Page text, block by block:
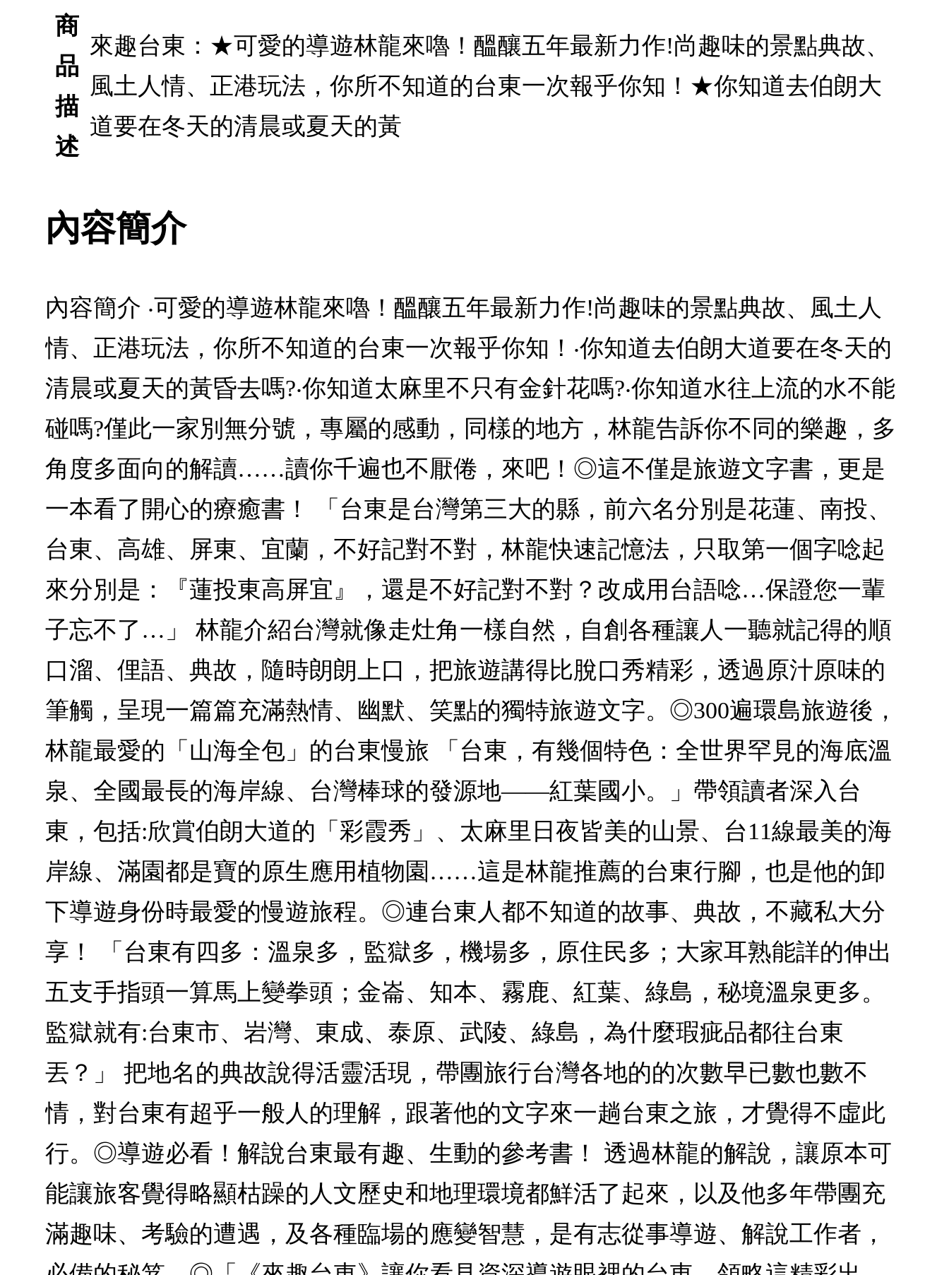
商
品
描
述
來趣台東：★可愛的導遊林龍來嚕！醞釀五年最新力作!尚趣味的景點典故、
風土人情、正港玩法，你所不知道的台東一次報乎你知！★你知道去伯朗大
道要在冬天的清晨或夏天的黃
內容簡介
內容簡介 ‧可愛的導遊林龍來嚕！醞釀五年最新力作!尚趣味的景點典故、風土人
情、正港玩法，你所不知道的台東一次報乎你知！‧你知道去伯朗大道要在冬天的
清晨或夏天的黃昏去嗎?‧你知道太麻里不只有金針花嗎?‧你知道水往上流的水不能
碰嗎?僅此一家別無分號，專屬的感動，同樣的地方，林龍告訴你不同的樂趣，多
角度多面向的解讀……讀你千遍也不厭倦，來吧！◎這不僅是旅遊文字書，更是
一本看了開心的療癒書！ 「台東是台灣第三大的縣，前六名分別是花蓮、南投、
台東、高雄、屏東、宜蘭，不好記對不對，林龍快速記憶法，只取第一個字唸起
來分別是：『蓮投東高屏宜』，還是不好記對不對？改成用台語唸…保證您一輩
子忘不了…」 林龍介紹台灣就像走灶角一樣自然，自創各種讓人一聽就記得的順
口溜、俚語、典故，隨時朗朗上口，把旅遊講得比脫口秀精彩，透過原汁原味的
筆觸，呈現一篇篇充滿熱情、幽默、笑點的獨特旅遊文字。◎300遍環島旅遊後，
林龍最愛的「山海全包」的台東慢旅 「台東，有幾個特色：全世界罕見的海底溫
泉、全國最長的海岸線、台灣棒球的發源地——紅葉國小。」帶領讀者深入台
東，包括:欣賞伯朗大道的「彩霞秀」、太麻里日夜皆美的山景、台11線最美的海
岸線、滿園都是寶的原生應用植物園……這是林龍推薦的台東行腳，也是他的卸
下導遊身份時最愛的慢遊旅程。◎連台東人都不知道的故事、典故，不藏私大分
享！ 「台東有四多：溫泉多，監獄多，機場多，原住民多；大家耳熟能詳的伸出
五支手指頭一算馬上變拳頭；金崙、知本、霧鹿、紅葉、綠島，秘境溫泉更多。
監獄就有:台東市、岩灣、東成、泰原、武陵、綠島，為什麼瑕疵品都往台東
丟？」 把地名的典故說得活靈活現，帶團旅行台灣各地的的次數早已數也數不
情，對台東有超乎一般人的理解，跟著他的文字來一趟台東之旅，才覺得不虛此
行。◎導遊必看！解說台東最有趣、生動的參考書！ 透過林龍的解說，讓原本可
能讓旅客覺得略顯枯躁的人文歷史和地理環境都鮮活了起來，以及他多年帶團充
滿趣味、考驗的遭遇，及各種臨場的應變智慧，是有志從事導遊、解說工作者，